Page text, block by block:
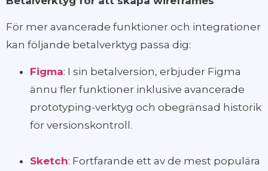
För mer avancerade funktioner och integrationer
kan följande betalverktyg passa dig:
Figma: I sin betalversion, erbjuder Figma
ännu fler funktioner inklusive avancerade
prototyping-verktyg och obegränsad historik
för versionskontroll.
Sketch: Fortfarande ett av de mest populära